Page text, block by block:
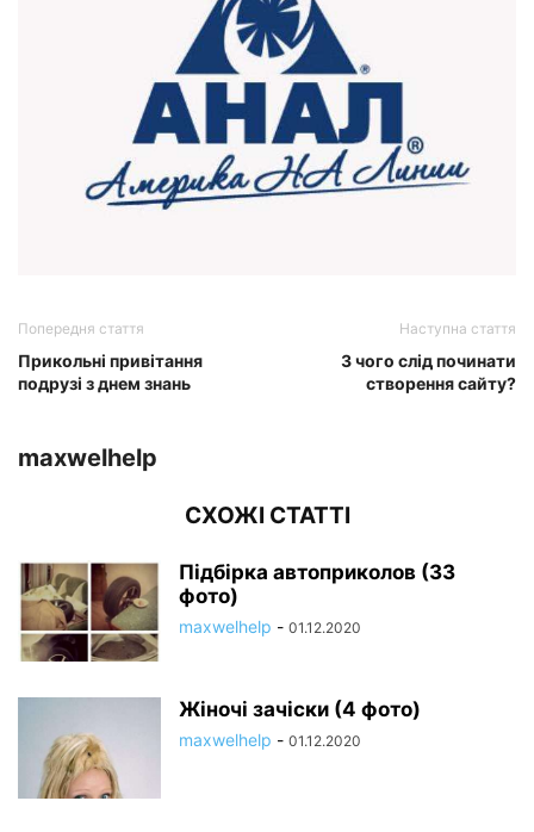
Попередня стаття
Прикольні привітання
подрузі з днем знань
Наступна стаття
З чого слід починати
створення сайту?
maxwelhelp
СХОЖІ СТАТТІ
Підбірка автоприколов (33
фото)
maxwelhelp - 01.12.2020
Жіночі зачіски (4 фото)
maxwelhelp - 01.12.2020